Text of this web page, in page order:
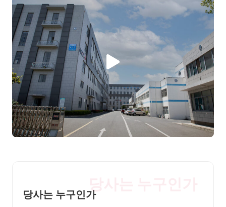
당사는 누구인가
당사는 누구인가